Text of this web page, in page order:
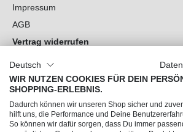
Impressum
AGB
Vertrag widerrufen
Cookie-Einstellungen
Du hast Fragen?
Deutsch
WIR NUTZEN COOKIES FÜR DEIN
SHOPPING-ERLEBNIS.
Dadurch können wir unseren Shop sicher und
hilft uns, die Performance und Deine
So können wir dafür sorgen, dass Du immer